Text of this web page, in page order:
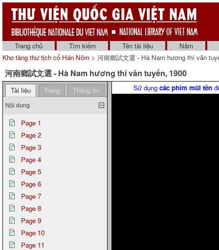
Trang chủ Tìm kiếm Tên tài liệu
Năm
Kho tàng thư tịch cổ Hán Nôm > 河南鄉試文選 - Hà Nam hương thí văn
河南鄉試文選 - Hà Nam hương thí văn tuyển, 1900
Tài liệu Trang Thông tin
Nội dung
Page 1
Page 2
Page 3
Page 4
Page 5
Page 6
Page 7
Page 8
Page 9
Page 10
Page 11
Sử dụng các phím mũi tên